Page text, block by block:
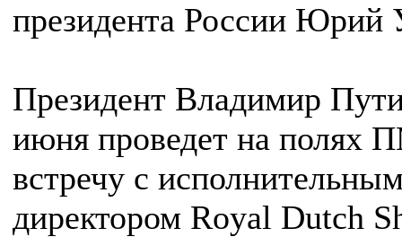
президента России Юрий
Президент Владимир
июня проведет на полях
встречу с
директором Royal Dutch